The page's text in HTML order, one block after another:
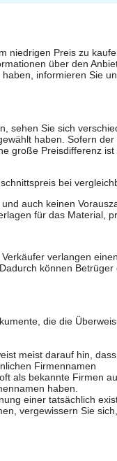
niedrigen Preis zu
über den
informieren Sie
sehen Sie sich
haben. Sofern
große Preisdifferenz
bei
auch keinen
für das Material,
verlangen
können
die die
meist darauf hin,
Firmennamen
als bekannte Firmen
haben.
einer tatsächlich
vergewissern Sie